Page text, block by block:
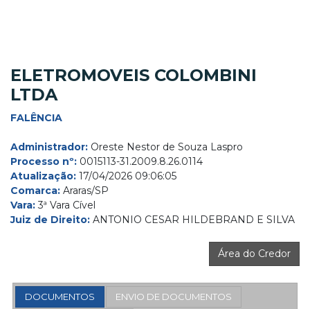
ELETROMOVEIS COLOMBINI
LTDA
FALÊNCIA
Administrador: Oreste Nestor de Souza Laspro
Processo nº: 0015113-31.2009.8.26.0114
Atualização: 17/04/2026 09:06:05
Comarca: Araras/SP
Vara:3ª Vara Cível
Juiz de Direito: ANTONIO CESAR HILDEBRAND E SILVA
Área do Credor
DOCUMENTOS
ENVIO DE DOCUMENTOS